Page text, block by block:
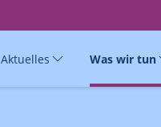
Aktuelles Was wir tun